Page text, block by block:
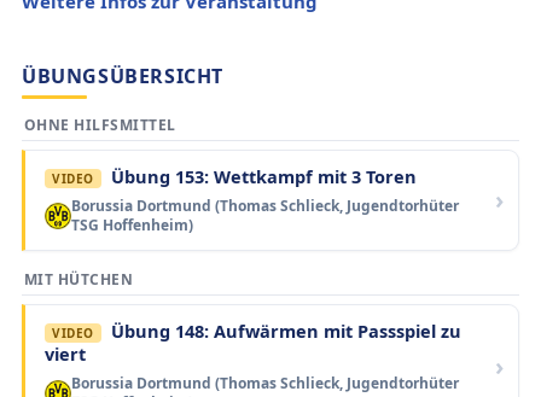
ÜBUNGSÜBERSICHT
OHNE HILFSMITTEL
VIDEO Übung 153: Wettkampf mit 3 Toren
Borussia Dortmund (Thomas Schlieck, Jugendtorhüter
TSG Hoffenheim)
MIT HÜTCHEN
VIDEO
Übung 148: Aufwärmen mit Passspiel zu
viert
Borussia Dortmund (Thomas Schlieck, Jugendtorhüter